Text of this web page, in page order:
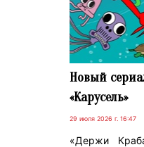
Новый
«Карусель»
29 июля 2026 г. 16:47
«Держи